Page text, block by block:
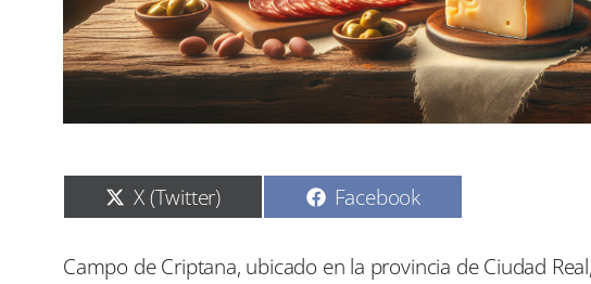
C
o
p
X (Twitter) C
o
p
Facebook
p
Campo de Criptana, ubicado en la provincia de Ciudad